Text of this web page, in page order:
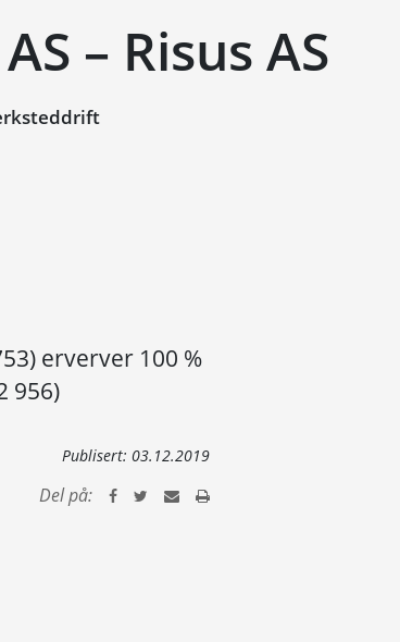
– Risus AS
erverver 100 %
956)
Publisert: 03.12.2019
Del på: